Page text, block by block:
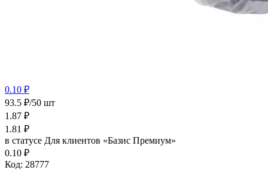
0.10 ₽
93.5 ₽/50 шт
1.87 ₽
1.81 ₽
в статусе Для клиентов «Базис Премиум»
0.10 ₽
Код: 28777